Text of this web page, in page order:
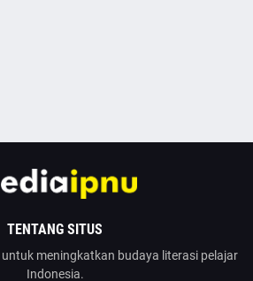
TENTANG SITUS
meningkatkan budaya literasi pelajar
Indonesia.